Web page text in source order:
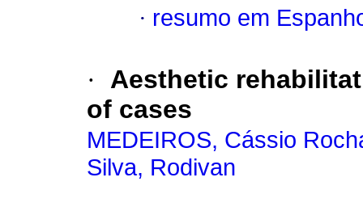
· resumo em
·
Aesthetic
of cases
MEDEIROS, Cássio
Silva, Rodivan